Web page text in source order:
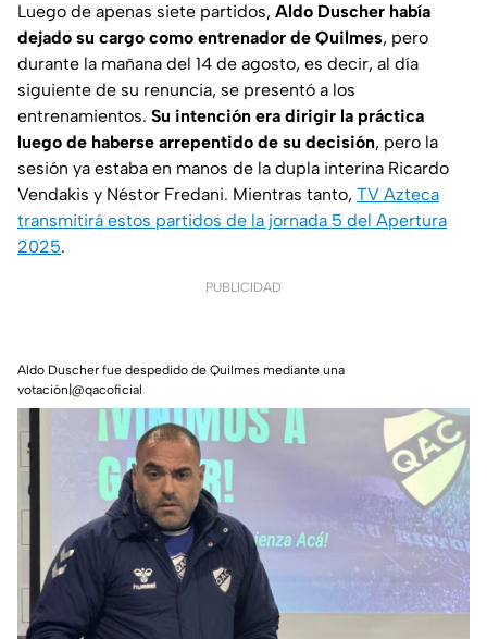
Luego de apenas siete partidos, Aldo Duscher había
dejado su cargo como entrenador de Quilmes, pero
durante la mañana del 14 de agosto, es decir, al día
siguiente de su renuncia, se presentó a los
entrenamientos. Su intención era dirigir la práctica
luego de haberse arrepentido de su decisión, pero la
sesión ya estaba en manos de la dupla interina Ricardo
Vendakis y Néstor Fredani. Mientras tanto, TV Azteca
transmitirá estos partidos de la jornada 5 del Apertura
2025.
PUBLICIDAD
Aldo Duscher fue despedido de Quilmes mediante una
votación|@qacoficial